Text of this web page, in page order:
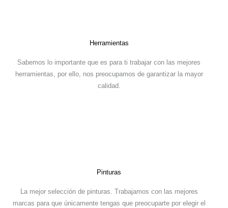
Herramientas
Sabemos lo importante que es para ti trabajar con las mejores
herramientas, por ello, nos preocupamos de garantizar la mayor
calidad.
Pinturas
La mejor selección de pinturas. Trabajamos con las mejores
marcas para que únicamente tengas que preocuparte por elegir el